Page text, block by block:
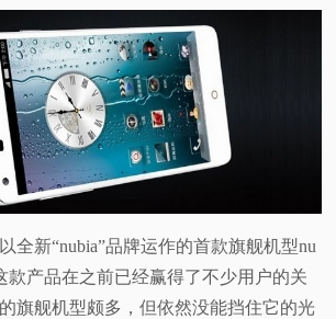
全新“nubia”品牌运作的首款旗舰机型nu
款产品在之前已经赢得了不少用户的关
旗舰机型颇多，但依然没能挡住它的光